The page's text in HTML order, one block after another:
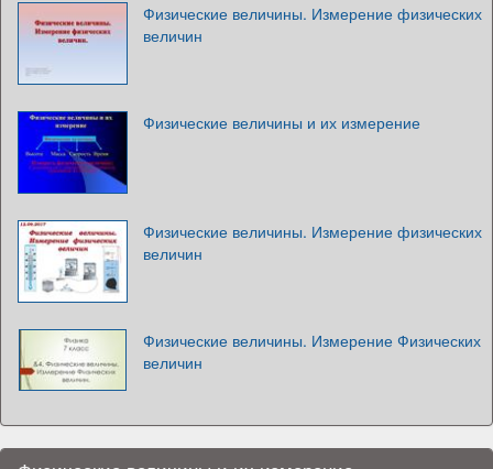
Физические величины. Измерение физических
величин
Физические величины и их измерение
Физические величины. Измерение физических
величин
Физические величины. Измерение Физических
величин